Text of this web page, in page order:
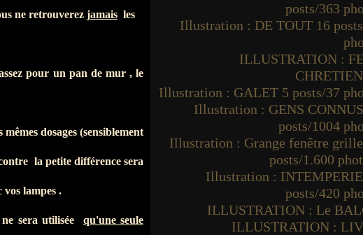
ne retrouverez jamais les
pour un pan de mur , le
dosages (sensiblement
la petite différence sera
lampes .
sera utilisée qu'une seule
posts/363
Illustration : DE TOUT 16
ILLUSTRATION :
Illustration : GALET 5 posts/37
Illustration : GENS
posts/1004
Illustration : Grange fenêtre
posts/1.600
Illustration :
posts/420
ILLUSTRATION : Le
ILLUSTRATION :